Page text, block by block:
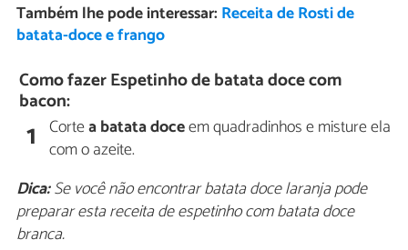
Também lhe pode interessar: Receita de Rosti de
batata-doce e frango
Como fazer Espetinho de batata doce com
bacon:
1 Cortea batata doceem quadradinhos e misture ela
com o azeite.
Dica:Se você não encontrar batata doce laranja pode
preparar esta receita de espetinho com batata doce
branca.